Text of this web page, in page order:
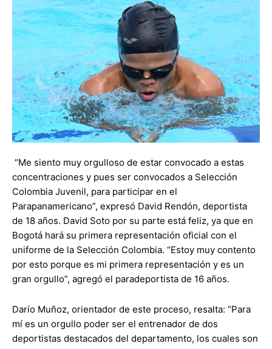
“Me siento muy orgulloso de estar convocado a estas
concentraciones y pues ser convocados a Selección
Colombia Juvenil, para participar en el
Parapanamericano”, expresó David Rendón, deportista
de 18 años. David Soto por su parte está feliz, ya que en
Bogotá hará su primera representación oficial con el
uniforme de la Selección Colombia. “Estoy muy contento
por esto porque es mi primera representación y es un
gran orgullo”, agregó el paradeportista de 16 años.
Darío Muñoz, orientador de este proceso, resalta: “Para
mí es un orgullo poder ser el entrenador de dos
deportistas destacados del departamento, los cuales son